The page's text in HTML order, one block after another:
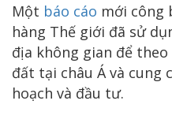
Một báo cáo mới công
hàng Thế giới đã sử
địa không gian để
đất tại châu Á và cung
hoạch và đầu tư.